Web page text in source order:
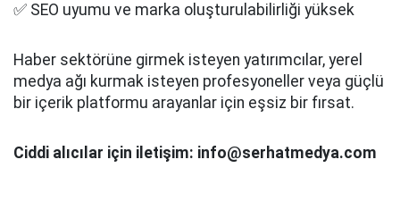
✅ SEO uyumu ve marka oluşturulabilirliği yüksek
Haber sektörüne girmek isteyen yatırımcılar, yerel
medya ağı kurmak isteyen profesyoneller veya güçlü
bir içerik platformu arayanlar için eşsiz bir fırsat.
Ciddi alıcılar için iletişim: info@serhatmedya.com